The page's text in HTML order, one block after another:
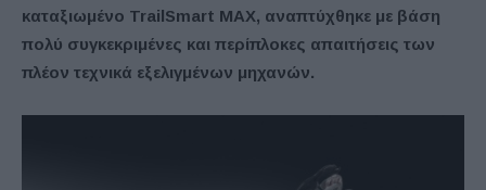
καταξιωμένο TrailSmart MAX, αναπτύχθηκε με βάση
πολύ συγκεκριμένες και περίπλοκες απαιτήσεις των
πλέον τεχνικά εξελιγμένων μηχανών.